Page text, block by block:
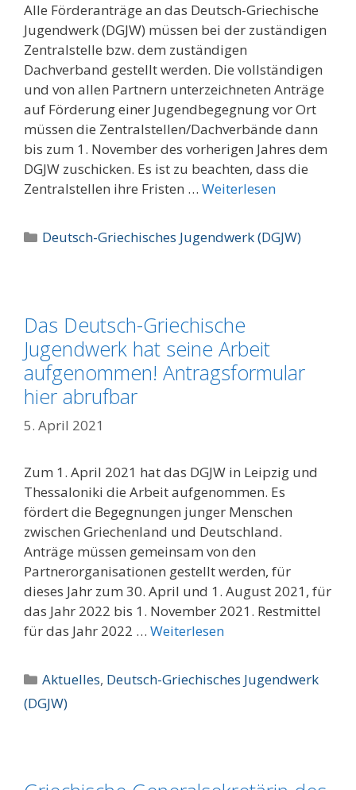
Alle Förderanträge an das Deutsch-Griechische
Jugendwerk (DGJW) müssen bei der zuständigen
Zentralstelle bzw. dem zuständigen
Dachverband gestellt werden. Die vollständigen
und von allen Partnern unterzeichneten Anträge
auf Förderung einer Jugendbegegnung vor Ort
müssen die Zentralstellen/Dachverbände dann
bis zum 1. November des vorherigen Jahres dem
DGJW zuschicken. Es ist zu beachten, dass die
Zentralstellen ihre Fristen … Weiterlesen
Kategorien
Deutsch-Griechisches Jugendwerk (DGJW)
Das Deutsch-Griechische
Jugendwerk hat seine Arbeit
aufgenommen! Antragsformular
hier abrufbar
5. April 2021
Zum 1. April 2021 hat das DGJW in Leipzig und
Thessaloniki die Arbeit aufgenommen. Es
fördert die Begegnungen junger Menschen
zwischen Griechenland und Deutschland.
Anträge müssen gemeinsam von den
Partnerorganisationen gestellt werden, für
dieses Jahr zum 30. April und 1. August 2021, für
das Jahr 2022 bis 1. November 2021. Restmittel
für das Jahr 2022 … Weiterlesen
Kategorien
Aktuelles, Deutsch-Griechisches Jugendwerk
(DGJW)